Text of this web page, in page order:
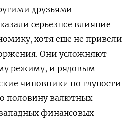
друзьями
серьезное влияние
хотя еще не привели
Они усложняют
режиму, и рядовым
чиновники по глупости
половину валютных
финансовых